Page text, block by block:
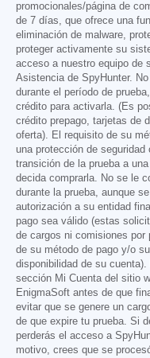
promocionales/página de
de 7 días, que ofrece una
eliminación de malware,
proteger activamente su
acceso a nuestro equipo de
Asistencia de SpyHunter.
durante el período de
crédito para activarla. (Es
crédito prepago, tarjetas de
oferta). El requisito de su
una protección de
transición de la prueba a
decida comprarla. No se le
durante la prueba, aunque
autorización a su entidad
pago sea válido (estas
de cargos ni comisiones por
de su método de pago y/o
disponibilidad de su
sección Mi Cuenta del sitio
EnigmaSoft antes de que
evitar que se genere un
de que expire tu prueba. Si
perderás el acceso a
motivo, crees que se